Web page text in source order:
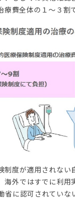
療費全体の１～３割
制度が適用されない
海外ではすでに利用
省に認可されていな